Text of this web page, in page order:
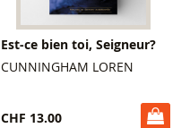
Est-ce bien toi, Seigneur?
CUNNINGHAM LOREN
CHF 13.00